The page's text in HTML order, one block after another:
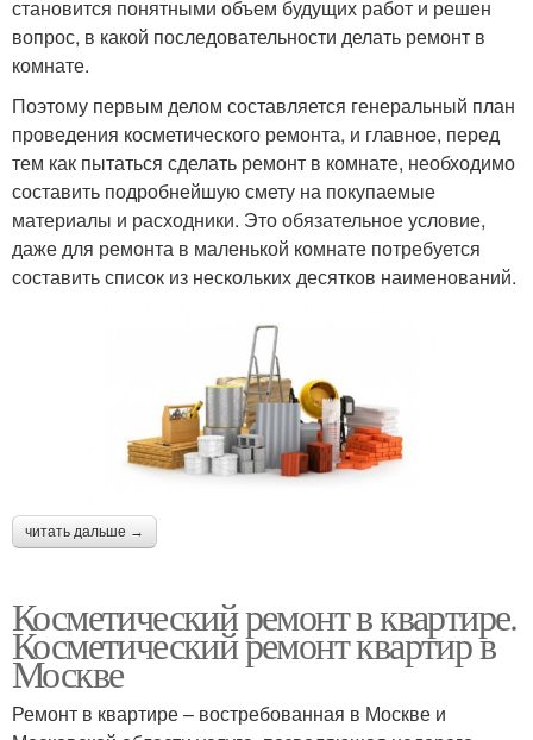
становится понятными объем будущих работ и решен
вопрос, в какой последовательности делать ремонт в
комнате.
Поэтому первым делом составляется генеральный план
проведения косметического ремонта, и главное, перед
тем как пытаться сделать ремонт в комнате, необходимо
составить подробнейшую смету на покупаемые
материалы и расходники. Это обязательное условие,
даже для ремонта в маленькой комнате потребуется
составить список из нескольких десятков наименований.
читать дальше →
Косметический ремонт в квартире.
Косметический ремонт квартир в
Москве
Ремонт в квартире – востребованная в Москве и